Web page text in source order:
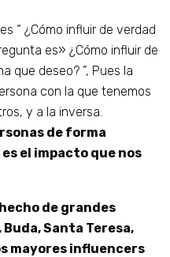
“ ¿Cómo influir de verdad
es» ¿Cómo influir de
que deseo? ”, Pues la
con la que tenemos
y a la inversa.
de forma
el impacto que nos
de grandes
Santa Teresa,
mayores influencers